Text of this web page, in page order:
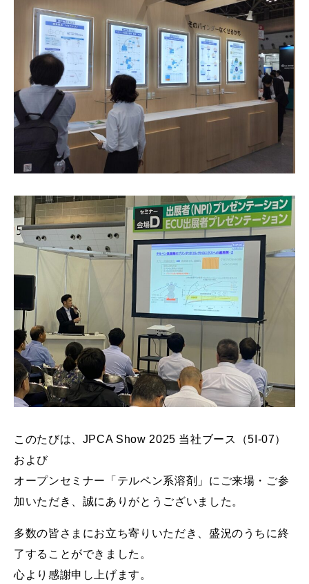
このたびは、JPCA Show 2025 当社ブース（5I-07）
および
オープンセミナー「テルペン系溶剤」にご来場・ご参
加いただき、誠にありがとうございました。
多数の皆さまにお立ち寄りいただき、盛況のうちに終
了することができました。
心より感謝申し上げます。